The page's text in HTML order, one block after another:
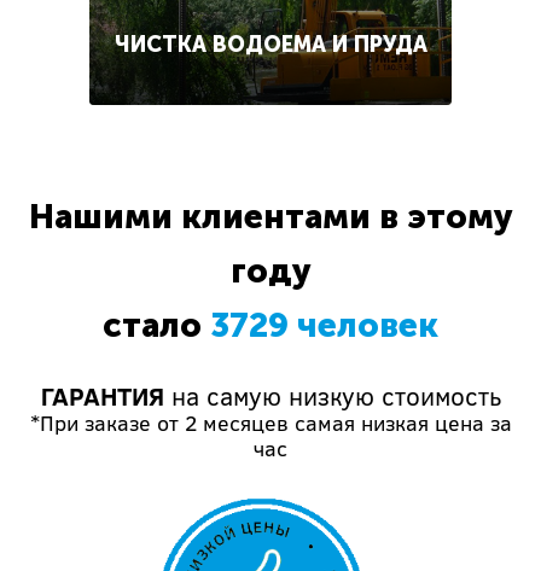
ЧИСТКА ВОДОЕМА И ПРУДА
Нашими клиентами в этому
году
стало 3729 человек
ГАРАНТИЯ на самую низкую стоимость
*При заказе от 2 месяцев самая низкая цена за
час